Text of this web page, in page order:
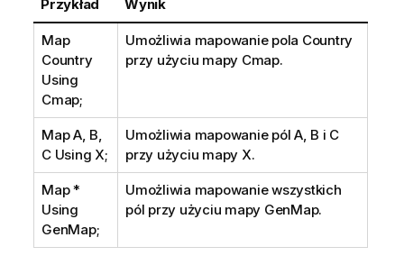
Przykład Wynik
Map
Country
Using
Cmap;
Umożliwia mapowanie pola Country
przy użyciu mapy Cmap.
Map A, B,
C Using X;
Umożliwia mapowanie pól A, B i C
przy użyciu mapy X.
Map *
Using
GenMap;
Umożliwia mapowanie wszystkich
pól przy użyciu mapy GenMap.